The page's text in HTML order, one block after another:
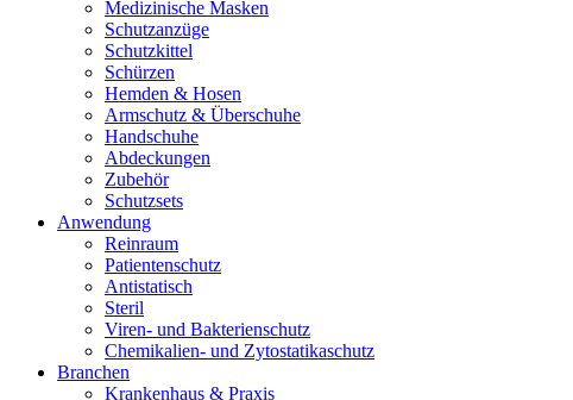
Medizinische Masken
Schutzanzüge
Schutzkittel
Schürzen
Hemden & Hosen
Armschutz & Überschuhe
Handschuhe
Abdeckungen
Zubehör
Schutzsets
Anwendung
Reinraum
Patientenschutz
Antistatisch
Steril
Viren- und Bakterienschutz
Chemikalien- und Zytostatikaschutz
Branchen
Krankenhaus & Praxis